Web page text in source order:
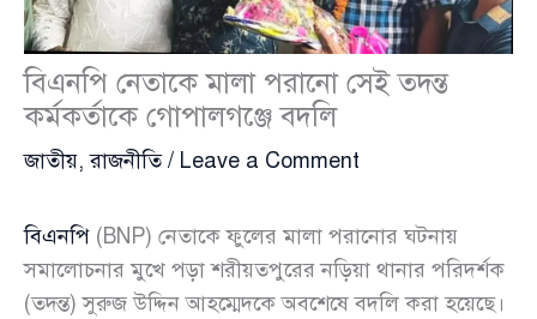
বিএনপি নেতাকে মালা পরানো সেই তদন্ত
কর্মকর্তাকে গোপালগঞ্জে বদলি
জাতীয়,রাজনীতি/ Leave a Comment
বিএনপি (BNP) নেতাকে ফুলের মালা পরানোর ঘটনায়
সমালোচনার মুখে পড়া শরীয়তপুরের নড়িয়া থানার পরিদর্শক
(তদন্ত) সুরুজ উদ্দিন আহম্মেদকে অবশেষে বদলি করা হয়েছে।